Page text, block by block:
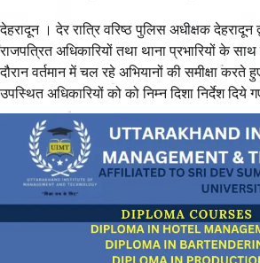
देहरादून । देर रात्रि वरिष्ठ पुलिस अधीक्षक
राजपत्रित अधिकारियों तथा थाना प्रभारियों के साथ
दौरान वर्तमान में चल रहे अभियानों की समीक्षा करते
उपस्थित अधिकारियों को को निम्न दिशा निर्देश दिये